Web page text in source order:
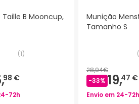
B Mooncup,
(1)
98 €
72h
Munição
Tamanho S
(
28,94€
-33% 19,47 €
Envio em 24-72h